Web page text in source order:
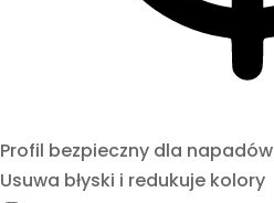
Profil bezpieczny dla napadów
Usuwa błyski i redukuje kolory